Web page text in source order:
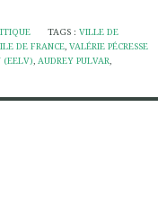
TAGS :VILLE DE
DE FRANCE, VALÉRIE PÉCRESSE
(EELV), AUDREY PULVAR,